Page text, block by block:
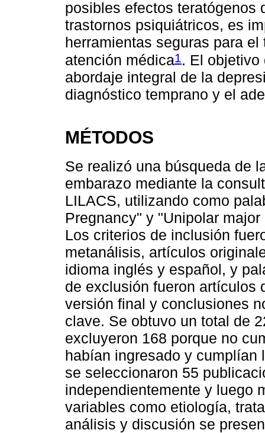
posibles efectos teratógenos
trastornos psiquiátricos, es
herramientas seguras para
atención médica1. El objetivo
abordaje integral de la
diagnóstico temprano y el
MÉTODOS
Se realizó una búsqueda de
embarazo mediante la
LILACS, utilizando como
Pregnancy" y "Unipolar
Los criterios de inclusión
metanálisis, artículos
idioma inglés y español, y
de exclusión fueron artículos
versión final y conclusiones
clave. Se obtuvo un total de
excluyeron 168 porque no
habían ingresado y cumplían
se seleccionaron 55
independientemente y luego
variables como etiología,
análisis y discusión se